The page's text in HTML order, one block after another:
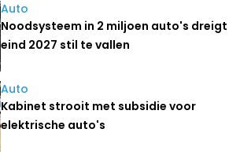
Auto
Noodsysteem in 2 miljoen auto's dreigt
eind 2027 stil te vallen
Auto
Kabinet strooit met subsidie voor
elektrische auto's